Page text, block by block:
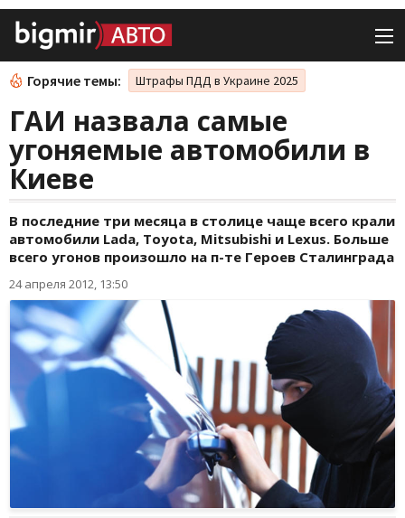
Горячие темы: Штрафы ПДД в Украине 2025
ГАИ назвала самые
угоняемые автомобили в
Киеве
В последние три месяца в столице чаще всего крали
автомобили Lada, Toyota, Mitsubishi и Lexus. Больше
всего угонов произошло на п-те Героев Сталинграда
24 апреля 2012, 13:50